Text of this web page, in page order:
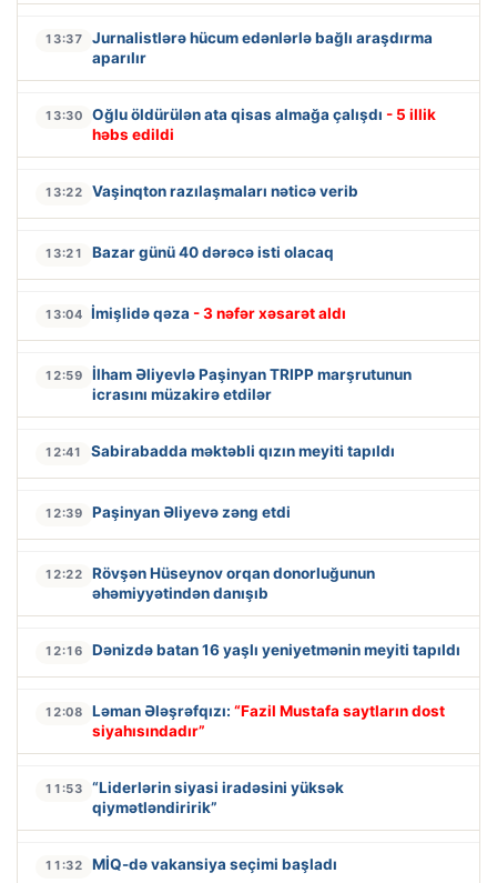
13:37
Jurnalistlərə hücum edənlərlə bağlı araşdırma
aparılır
13:30 Oğlu öldürülən ata qisas almağa çalışdı - 5 illik
həbs edildi
13:22 Vaşinqton razılaşmaları nəticə verib
13:21 Bazar günü 40 dərəcə isti olacaq
13:04 İmişlidə qəza - 3 nəfər xəsarət aldı
12:59
İlham Əliyevlə Paşinyan TRIPP marşrutunun
icrasını müzakirə etdilər
12:41 Sabirabadda məktəbli qızın meyiti tapıldı
12:39 Paşinyan Əliyevə zəng etdi
12:22
Rövşən Hüseynov orqan donorluğunun
əhəmiyyətindən danışıb
12:16 Dənizdə batan 16 yaşlı yeniyetmənin meyiti tapıldı
12:08 Ləman Ələşrəfqızı: “Fazil Mustafa saytların dost
siyahısındadır”
11:53
“Liderlərin siyasi iradəsini yüksək
qiymətləndiririk”
11:32 MİQ-də vakansiya seçimi başladı